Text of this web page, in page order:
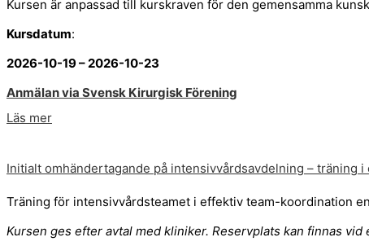
Kursen är anpassad till kurskraven för den gemensamma
Kursdatum:
2026-10-19 – 2026-10-23
Anmälan via Svensk Kirurgisk Förening
Läs mer
Initialt omhändertagande på intensivvårdsavdelning – träning
Träning för intensivvårdsteamet i effektiv team-koordination
Kursen ges efter avtal med kliniker. Reservplats kan finnas